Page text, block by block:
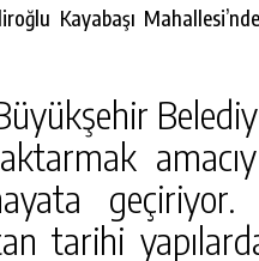
Kayabaşı
geçiriyor.
tarihi